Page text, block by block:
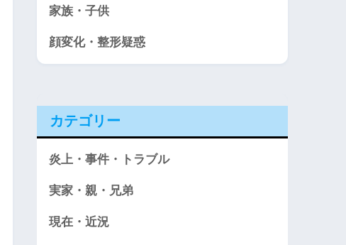
家族・子供
顔変化・整形疑惑
カテゴリー
炎上・事件・トラブル
実家・親・兄弟
現在・近況